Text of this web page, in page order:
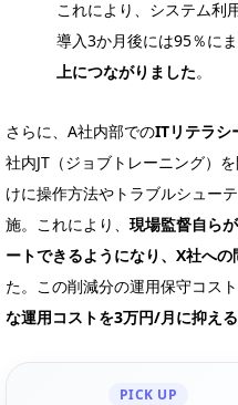
これにより、システム利
導入3か月後には95％にま
上につながりました。
さらに、A社内部でのITリテラシ
社内JT（ジョブトレーニング）
けに操作方法やトラブルシュー
施。これにより、 現場監督自ら
ートできるようになり、X社へ
た。この削減分の運用保守コス
な運用コストを3万円/月に抑え
PICK UP